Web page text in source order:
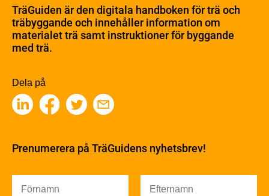
Skogsbruk
Barrträdets uppbyggnad
Träets egenskaper och kvalitet
Träbaserade produkter
Kemisk behandling
Fakta om Limträ
Värmeisolering och lufttäthet
Ljud
Brandsäkerhet
TräGuiden är den digitala handboken för trä och
träbyggande och innehåller information om
materialet trä samt instruktioner för byggande
med trä.
Dela på
Prenumerera på TräGuidens nyhetsbrev!